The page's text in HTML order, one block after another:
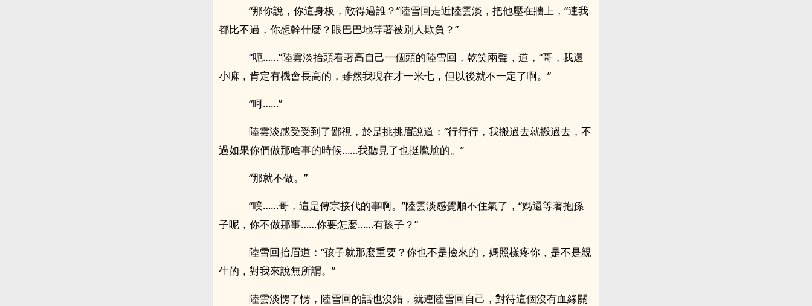
“那你說，你這身板，敵得過誰？”陸雪回走近陸雲淡，把他壓在牆上，“連我
都比不過，你想幹什麼？眼巴巴地等著被別人欺負？”
“呃……”陸雲淡抬頭看著高自己一個頭的陸雪回，乾笑兩聲，道，“哥，我還
小嘛，肯定有機會長高的，雖然我現在才一米七，但以後就不一定了啊。”
“呵……”
陸雲淡感受受到了鄙視，於是挑挑眉說道：“行行行，我搬過去就搬過去，不
過如果你們做那啥事的時候……我聽見了也挺尷尬的。”
“那就不做。”
“噗……哥，這是傳宗接代的事啊。”陸雲淡感覺順不住氣了，“媽還等著抱孫
子呢，你不做那事……你要怎麼……有孩子？”
陸雪回抬眉道：“孩子就那麼重要？你也不是撿來的，媽照樣疼你，是不是親
生的，對我來說無所謂。”
陸雲淡愣了愣，陸雪回的話也沒錯，就連陸雪回自己，對待這個沒有血緣關